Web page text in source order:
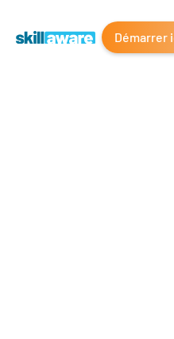
Démarrer